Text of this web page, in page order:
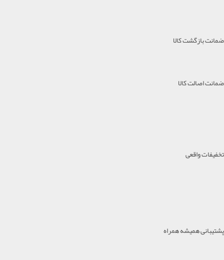
ضمانت بازگشت کالا
ضمانت اصالت کالا
تخفیفات واقعی
پشتیبانی همیشه همراه